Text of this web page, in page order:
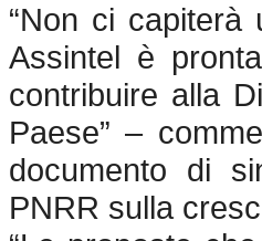
“Non ci capiterà
Assintel è
contribuire alla
Paese” –
documento di
PNRR sulla